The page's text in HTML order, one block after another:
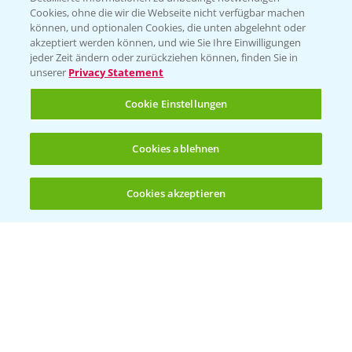
(noch 4)
KONTAKT
Hilfe in Notfällen
T.+49 (0)214/30-20220
Folgen Sie uns
Cookies, ohne die wir die Webseite nicht verfügbar machen
können, und optionalen Cookies, die unten abgelehnt oder
akzeptiert werden können, und wie Sie Ihre Einwilligungen
jeder Zeit ändern oder zurückziehen können, finden Sie in
unserer Privacy Statement
Cookie Einstellungen
Cookies ablehnen
Cookies akzeptieren